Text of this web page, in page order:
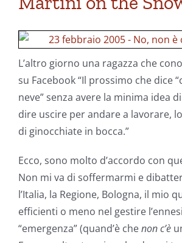
L’altro giorno una ragazza che
su Facebook “Il prossimo che dice
neve” senza avere la minima idea
dire uscire per andare a lavorare,
di ginocchiate in bocca.”
Ecco, sono molto d’accordo con
Non mi va di soffermarmi e
l’Italia, la Regione, Bologna, il mio
efficienti o meno nel gestire
“emergenza” (quand’è chenon c’è